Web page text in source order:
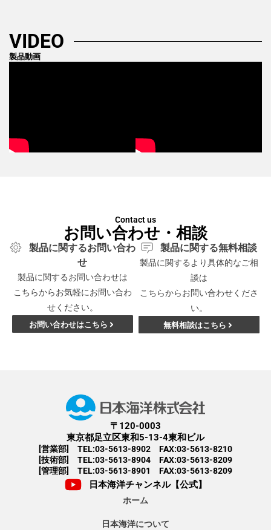
VIDEO
製品動画
Contact us
お問い合わせ・相談
製品に関するお問い合わ
せ
製品に関するお問い合わせは
こちらからお気軽にお問い合わ
せください。
お問い合わせはこちら
製品に関する無料相談
製品に関するより具体的なご相
談は
こちらからお問い合わせくださ
い。
無料相談はこちら
〒120-0003
東京都足立区東和5-13-4東和ビル
[営業部] TEL:03-5613-8902 FAX:03-5613-8210
[技術部] TEL:03-5613-8904 FAX:03-5613-8209
[管理部] TEL:03-5613-8901 FAX:03-5613-8209
日本海洋チャンネル【公式】
ホーム
日本海洋について